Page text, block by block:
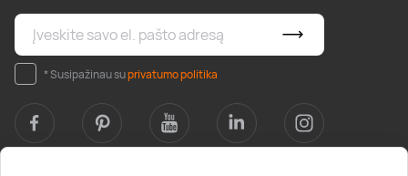
* Susipažinau suprivatumo politika